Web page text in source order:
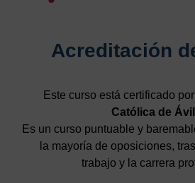
Acreditación
Este curso está certificado
Católica de
Es un curso puntuable y
la mayoría de oposiciones,
trabajo y la carrera